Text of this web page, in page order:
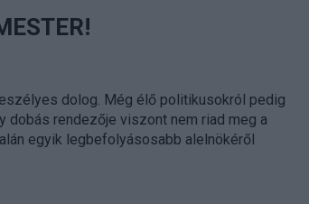
dolog. Még élő politikusokról pedig
dobás rendezője viszont nem riad meg a
egyik legbefolyásosabb alelnökéről